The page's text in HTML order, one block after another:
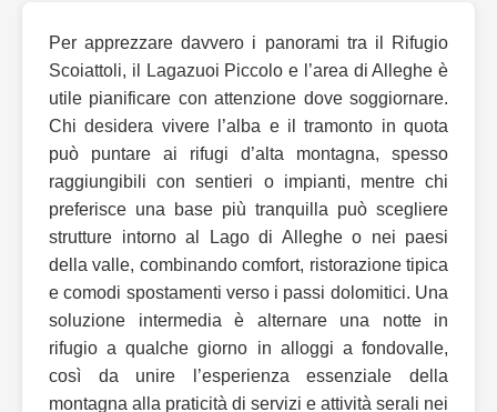
Per apprezzare davvero i panorami tra il Rifugio
Scoiattoli, il Lagazuoi Piccolo e l’area di Alleghe è
utile pianificare con attenzione dove soggiornare.
Chi desidera vivere l’alba e il tramonto in quota
può puntare ai rifugi d’alta montagna, spesso
raggiungibili con sentieri o impianti, mentre chi
preferisce una base più tranquilla può scegliere
strutture intorno al Lago di Alleghe o nei paesi
della valle, combinando comfort, ristorazione tipica
e comodi spostamenti verso i passi dolomitici. Una
soluzione intermedia è alternare una notte in
rifugio a qualche giorno in alloggi a fondovalle,
così da unire l’esperienza essenziale della
montagna alla praticità di servizi e attività serali nei